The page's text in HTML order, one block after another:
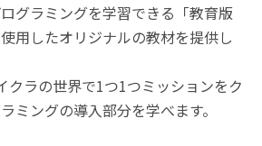
グラミングを学習できる「教育版
用したオリジナルの教材を提供し
クラの世界で1つ1つミッションをク
ミングの導入部分を学べます。